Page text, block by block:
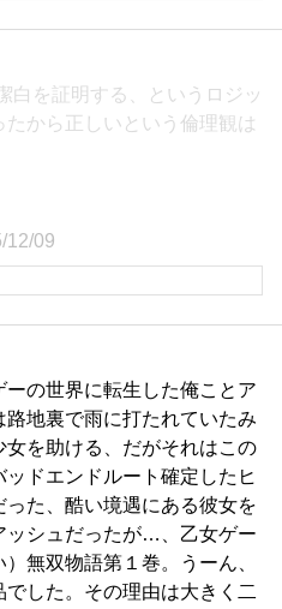
白を証明する、というロジッ
から正しいという倫理観は
12/09
世界に転生した俺ことア
路地裏で雨に打たれていたみ
女を助ける、だがそれはこの
ドエンドルート確定したヒ
った、酷い境遇にある彼女を
ッシュだったが…、乙女ゲー
）無双物語第１巻。うーん、
した。その理由は大きく二